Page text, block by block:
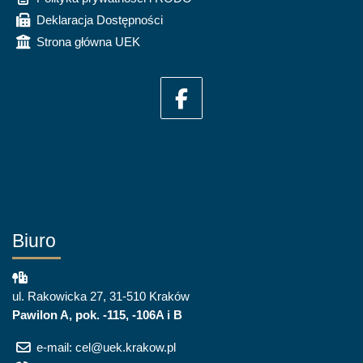
Deklaracja Dostępności
Strona główna UEK
Biuro
ul. Rakowicka 27, 31-510 Kraków
Pawilon A, pok. -115, -106A i B
e-mail: cel@uek.krakow.pl